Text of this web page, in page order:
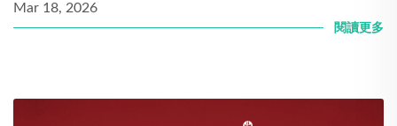
Mar 18, 2026
閱讀更多